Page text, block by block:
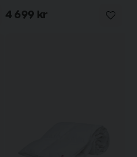
4 699 kr